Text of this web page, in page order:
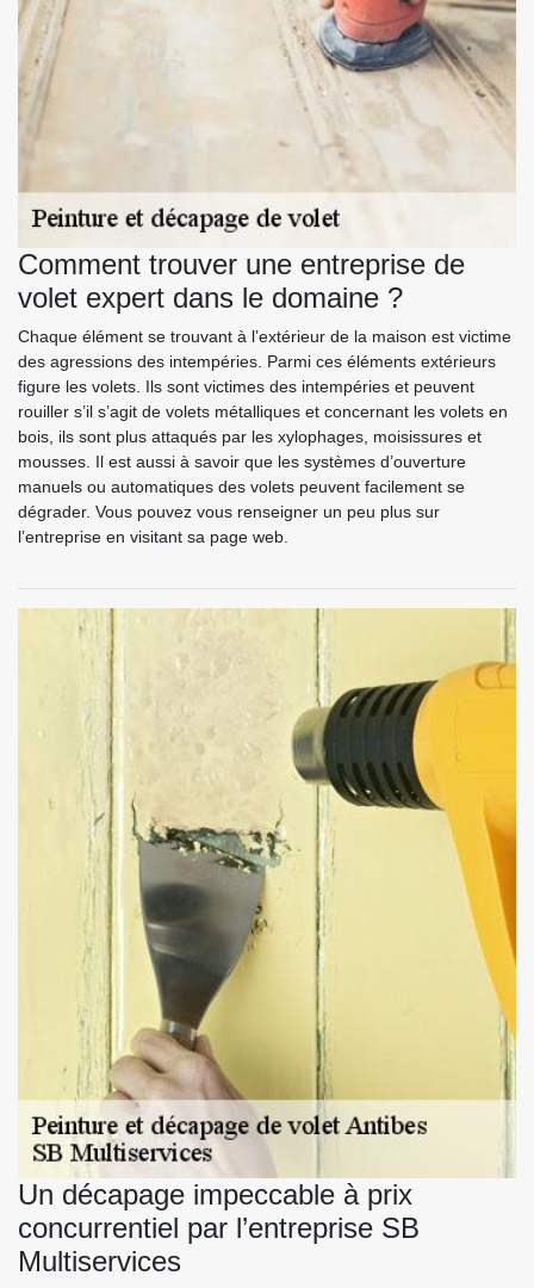
Comment trouver une entreprise de
volet expert dans le domaine ?
Chaque élément se trouvant à l’extérieur de la maison est victime
des agressions des intempéries. Parmi ces éléments extérieurs
figure les volets. Ils sont victimes des intempéries et peuvent
rouiller s’il s’agit de volets métalliques et concernant les volets en
bois, ils sont plus attaqués par les xylophages, moisissures et
mousses. Il est aussi à savoir que les systèmes d’ouverture
manuels ou automatiques des volets peuvent facilement se
dégrader. Vous pouvez vous renseigner un peu plus sur
l’entreprise en visitant sa page web.
Un décapage impeccable à prix
concurrentiel par l’entreprise SB
Multiservices